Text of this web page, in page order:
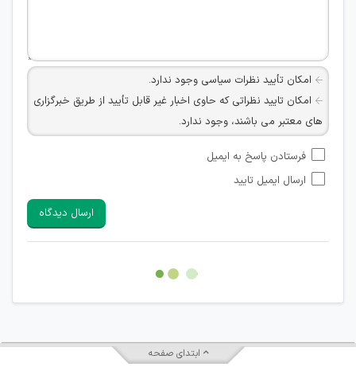
امکان تأیید نظرات سیاسی وجود ندارد.
امکان تایید نظراتی که حاوی اخبار غیر قابل تأیید از طریق خبرگزاری
های معتبر می باشند، وجود ندارد.
شبکه های مجازی ارتباطی می باشند وجود ندارد.
امکان تأیید نظرات کاربرانی که به هر طریقی قصد مأیوس کردن
هرگونه تحریک، تحقیر و کنایه به سایر افراد (مسئول و غیر مسئول)
غیر مجاز می باشد.
امکان هماهنگی برای هرگونه ملاقات حضوری چه به صورت دسته
فرستادن پاسخ به ایمیل
ارسال ایمیل تایید
ارسال دیدگاه
ابتدای صفحه